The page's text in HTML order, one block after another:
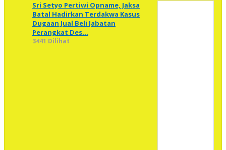
Sri Setyo Pertiwi Opname, Jaksa
Batal Hadirkan Terdakwa Kasus
Dugaan Jual Beli Jabatan
Perangkat Des…
3441 Dilihat